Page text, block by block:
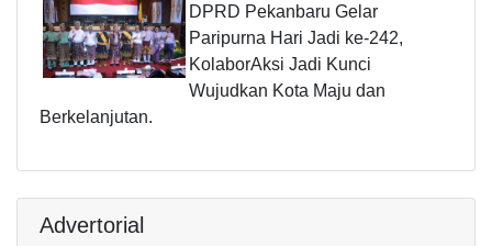
DPRD Pekanbaru Gelar
Paripurna Hari Jadi ke-242,
KolaborAksi Jadi Kunci
Wujudkan Kota Maju dan
Berkelanjutan.
Advertorial